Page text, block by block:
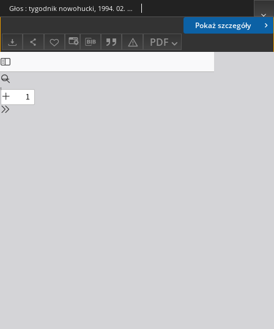
Pokaż szczegóły
PDF
Głos : tygodnik nowohucki, 1994. 02. 04, nr 5